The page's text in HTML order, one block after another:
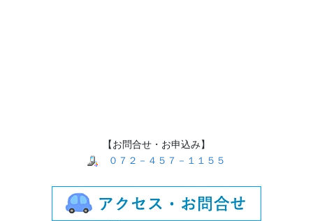
【お問合せ・お申込み】
０７２－４５７－１１５５